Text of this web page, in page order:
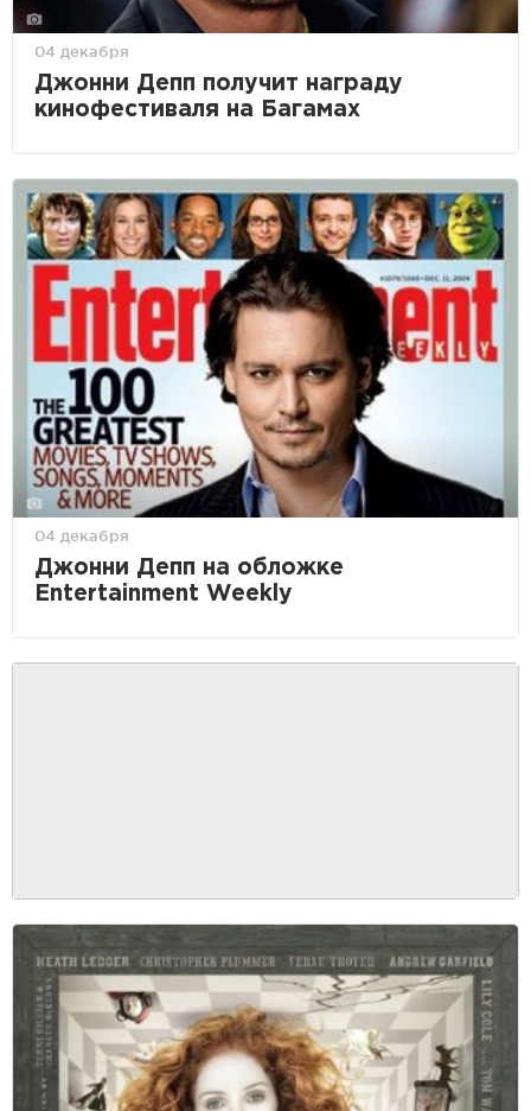
04 декабря
Джонни Депп получит награду
кинофестиваля на Багамах
04 декабря
Джонни Депп на обложке
Entertainment Weekly